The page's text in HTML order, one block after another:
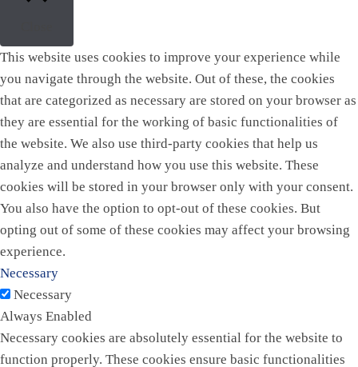
This website uses cookies to improve your experience while
you navigate through the website. Out of these, the cookies
that are categorized as necessary are stored on your browser as
they are essential for the working of basic functionalities of
the website. We also use third-party cookies that help us
analyze and understand how you use this website. These
cookies will be stored in your browser only with your consent.
You also have the option to opt-out of these cookies. But
opting out of some of these cookies may affect your browsing
experience.
Necessary
Necessary
Always Enabled
Necessary cookies are absolutely essential for the website to
function properly. These cookies ensure basic functionalities